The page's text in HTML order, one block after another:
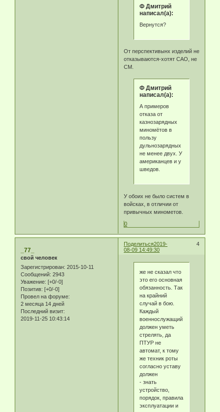
Ф Дмитрий
написал(а):
Вернутся?
От перспективынх изделий не
отказываются-хотят САО, не
СМ.
Ф Дмитрий
написал(а):
А примеров
отказа от
казнозарядных
миномётов в
пользу
дульнозарядных
не менее двух. У
американцев и у
шведов.
У обоих не было систем в
войсках, в отличии от
привычных минометов.
0
Поделиться 4
2019-
08-09 14:49:30
_77_
свой человек
Зарегистрирован: 2015-10-11
Сообщений: 2943
Уважение: [+0/-0]
Позитив: [+0/-0]
Провел на форуме:
2 месяца 14 дней
Последний визит:
2019-11-25 10:43:14
же не сказал что
это его основная
обязанность. Так
на крайний
случай в бою.
Каждый
военнослужащий
должен уметь
стрелять, да
ПТУР не
автомат, к тому
же техник роты
согласно уставу
должен
- знать
устройство,
порядок, правила
эксплуатации и